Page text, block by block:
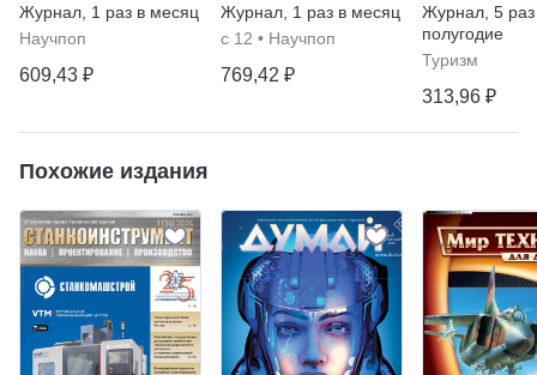
Журнал 1 раз в месяц
Научпоп
609,43 ₽
Журнал 1 раз в месяц
с 12 • Научпоп
769,42 ₽
Журнал 5
полугодие
Туризм
313,96 ₽
Похожие издания